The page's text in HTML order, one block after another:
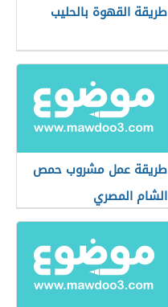
طريقة القهوة بالحليب
طريقة عمل مشروب حمص
الشام المصري